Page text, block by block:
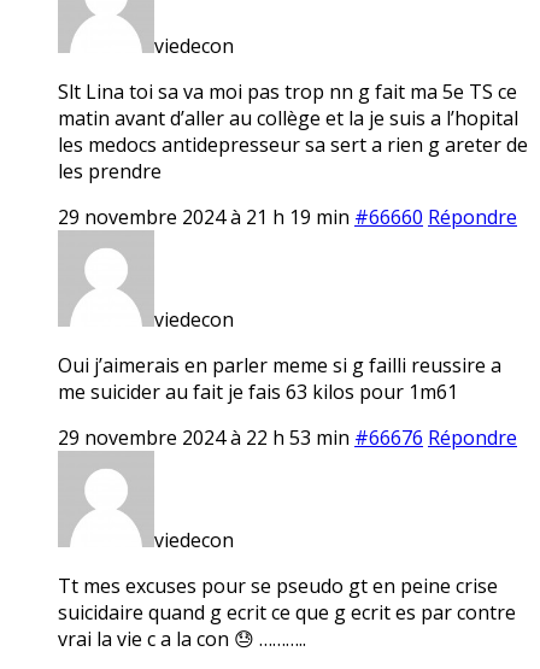
viedecon
Slt Lina toi sa va moi pas trop nn g fait ma 5e TS ce
matin avant d’aller au collège et la je suis a l’hopital
les medocs antidepresseur sa sert a rien g areter de
les prendre
29 novembre 2024 à 21 h 19 min #66660 Répondre
viedecon
Oui j’aimerais en parler meme si g failli reussire a
me suicider au fait je fais 63 kilos pour 1m61
29 novembre 2024 à 22 h 53 min #66676 Répondre
viedecon
Tt mes excuses pour se pseudo gt en peine crise
suicidaire quand g ecrit ce que g ecrit es par contre
vrai la vie c a la con 😓 ………..